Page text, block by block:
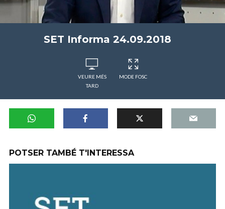
SET Informa 24.09.2018
VEURE MÉS
TARD
MODE FOSC
POTSER TAMBÉ T'INTERESSA